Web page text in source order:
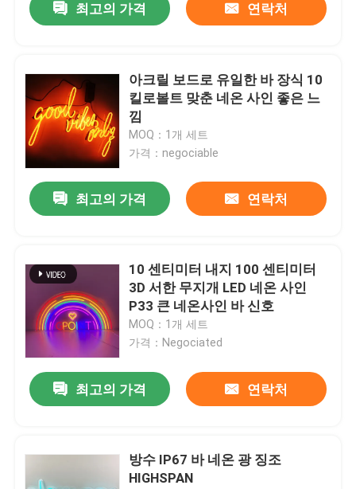
최고의 가격 연락처
아크릴 보드로 유일한 바 장식 10
킬로볼트 맞춘 네온 사인 좋은 느
낌
MOQ：1개 세트
가격：negociable
최고의 가격 연락처
10 센티미터 내지 100 센티미터
3D 서한 무지개 LED 네온 사인
P33 큰 네온사인 바 신호
MOQ：1개 세트
가격：Negociated
최고의 가격 연락처
방수 IP67 바 네온 광 징조
HIGHSPAN